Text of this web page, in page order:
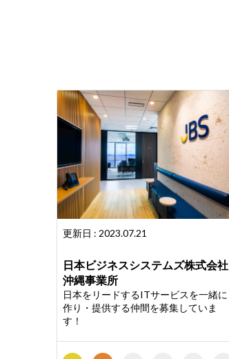
更新日 : 2023.07.21
日本ビジネスシステムズ株式会社
沖縄事業所
日本をリードするITサービスを一緒に
作り・提供する仲間を募集していま
す！